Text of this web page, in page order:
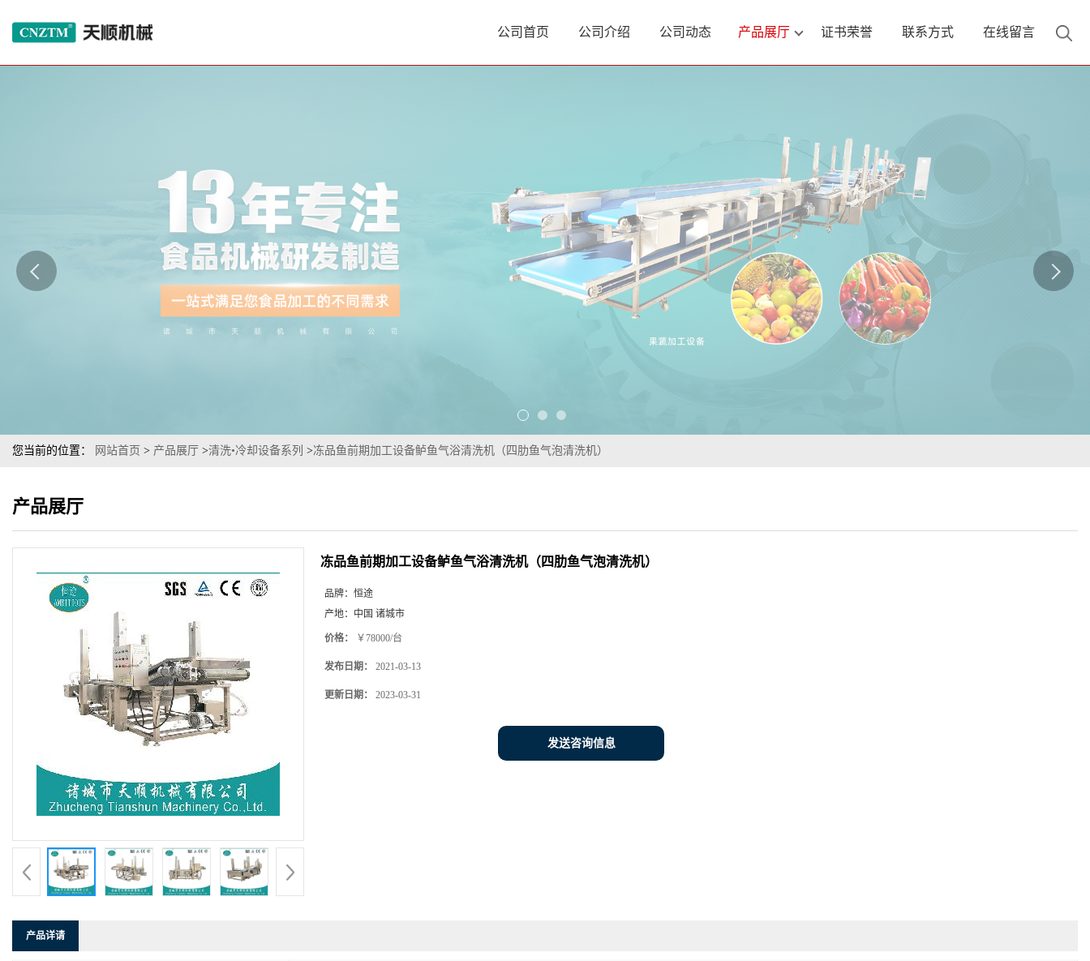
公司首页 公司介绍 公司动态 产品展厅 证书荣誉 联系方式 在线留言
您当前的位置： 网站首页 > 产品展厅 >清洗•冷却设备系列 >冻品鱼前期加工设备鲈鱼气浴清洗机（四肋鱼气泡清洗机）
产品展厅
冻品鱼前期加工设备鲈鱼气浴清洗机（四肋鱼气泡清洗机）
品牌： 恒途
产地： 中国 诸城市
价格： ￥78000/台
发布日期： 2021-03-13
更新日期： 2023-03-31
发送咨询信息
产品详请